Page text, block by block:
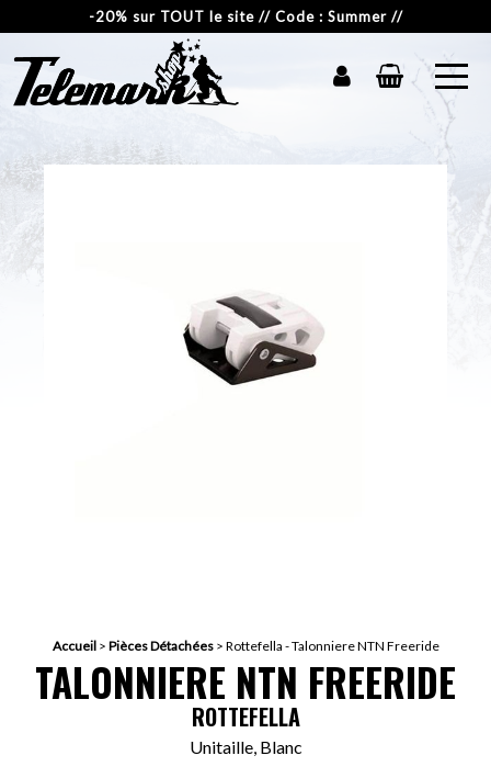
-20% sur TOUT le site // Code : Summer //
Accueil> Pièces Détachées> Rottefella - Talonniere NTN Freeride
TALONNIERE NTN FREERIDE
ROTTEFELLA
Unitaille, Blanc